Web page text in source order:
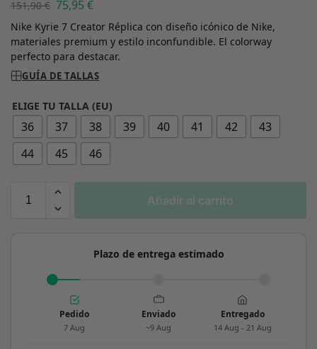
151,90€ 75,95 €
Nike Kyrie 7 Creator Réplica con diseño icónico de Nike,
materiales premium y estilo inconfundible. El colorway
perfecto para destacar.
GUÍA DE TALLAS
ELIGE TU TALLA (EU)
36 37 38 39 40 41 42
43
44
45 46
Añadir al carrito
Plazo de entrega estimado
Pedido
7 Aug
Enviado
~9 Aug
Entregado
14 Aug - 21 Aug